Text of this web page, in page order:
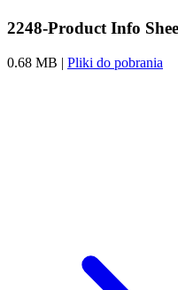
2248-Product Info
0.68 MB | Pliki do pobrania